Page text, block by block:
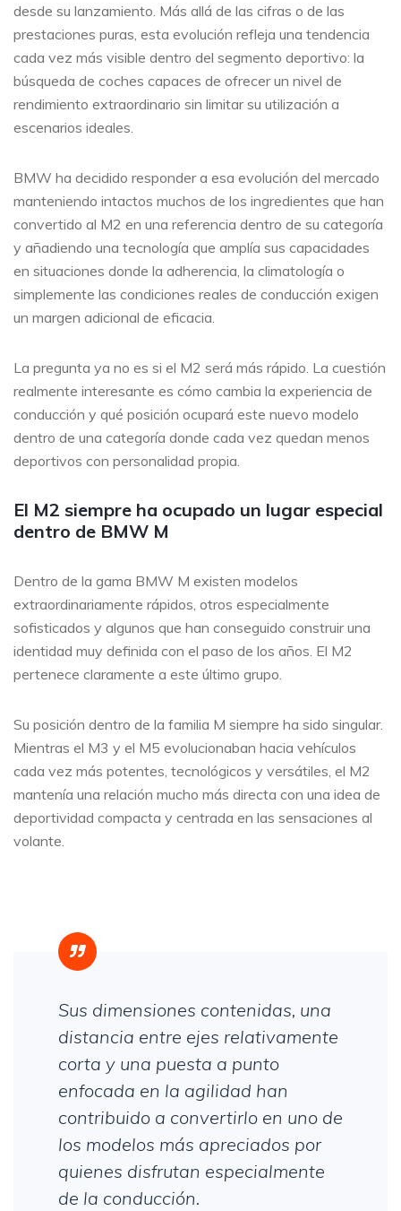
desde su lanzamiento. Más allá de las cifras o de las
prestaciones puras, esta evolución refleja una tendencia
cada vez más visible dentro del segmento deportivo: la
búsqueda de coches capaces de ofrecer un nivel de
rendimiento extraordinario sin limitar su utilización a
escenarios ideales.
BMW ha decidido responder a esa evolución del mercado
manteniendo intactos muchos de los ingredientes que han
convertido al M2 en una referencia dentro de su categoría
y añadiendo una tecnología que amplía sus capacidades
en situaciones donde la adherencia, la climatología o
simplemente las condiciones reales de conducción exigen
un margen adicional de eficacia.
La pregunta ya no es si el M2 será más rápido. La cuestión
realmente interesante es cómo cambia la experiencia de
conducción y qué posición ocupará este nuevo modelo
dentro de una categoría donde cada vez quedan menos
deportivos con personalidad propia.
El M2 siempre ha ocupado un lugar especial
dentro de BMW M
Dentro de la gama BMW M existen modelos
extraordinariamente rápidos, otros especialmente
sofisticados y algunos que han conseguido construir una
identidad muy definida con el paso de los años. El M2
pertenece claramente a este último grupo.
Su posición dentro de la familia M siempre ha sido singular.
Mientras el M3 y el M5 evolucionaban hacia vehículos
cada vez más potentes, tecnológicos y versátiles, el M2
mantenía una relación mucho más directa con una idea de
deportividad compacta y centrada en las sensaciones al
volante.
Sus dimensiones contenidas, una
distancia entre ejes relativamente
corta y una puesta a punto
enfocada en la agilidad han
contribuido a convertirlo en uno de
los modelos más apreciados por
quienes disfrutan especialmente
de la conducción.